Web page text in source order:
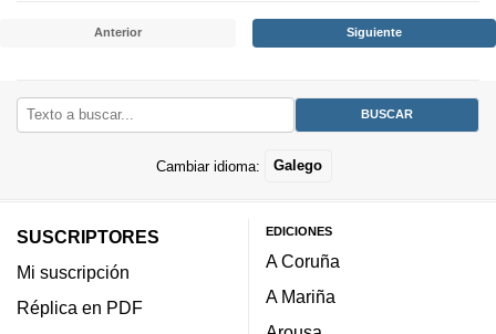
Anterior Siguiente
Cambiar idioma: Galego
SUSCRIPTORES
Mi suscripción
Réplica en PDF
EDICIONES
A Coruña
A Mariña